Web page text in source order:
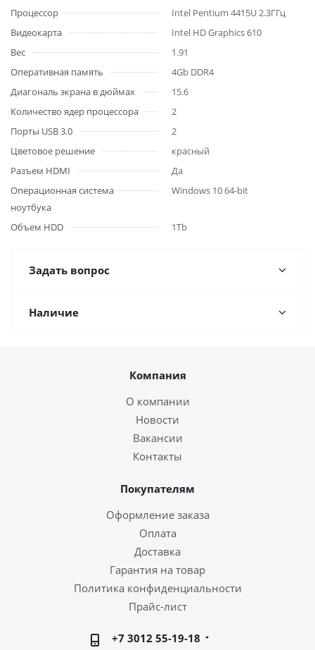
Процессор
Intel Pentium 4415U 2.3ГГц
Видеокарта
Intel HD Graphics 610
Вес
1.91
Оперативная память
4Gb DDR4
Диагональ экрана в дюймах
15.6
Количество ядер процессора
2
Порты USB 3.0
2
Цветовое решение
красный
Разъем HDMI
Да
Операционная система
ноутбука
Windows 10 64-bit
Объем HDD 1Tb
Задать вопрос
Наличие
Компания
О компании
Новости
Вакансии
Контакты
Покупателям
Оформление заказа
Оплата
Доставка
Гарантия на товар
Политика конфиденциальности
Прайс-лист
+7 3012 55-19-18